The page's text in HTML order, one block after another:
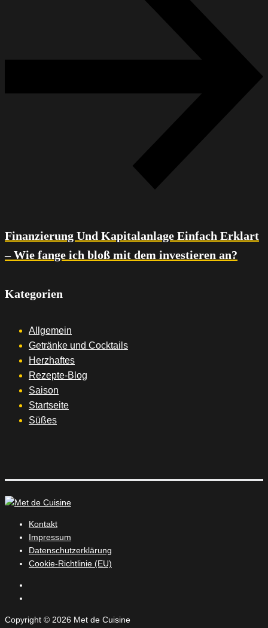
Finanzierung Und Kapitalanlage Einfach Erklart
– Wie fange ich bloß mit dem investieren an?
Kategorien
Allgemein
Getränke und Cocktails
Herzhaftes
Rezepte-Blog
Saison
Startseite
Süßes
Kontakt
Impressum
Datenschutzerklärung
Cookie-Richtlinie (EU)
Copyright © 2026 Met de Cuisine